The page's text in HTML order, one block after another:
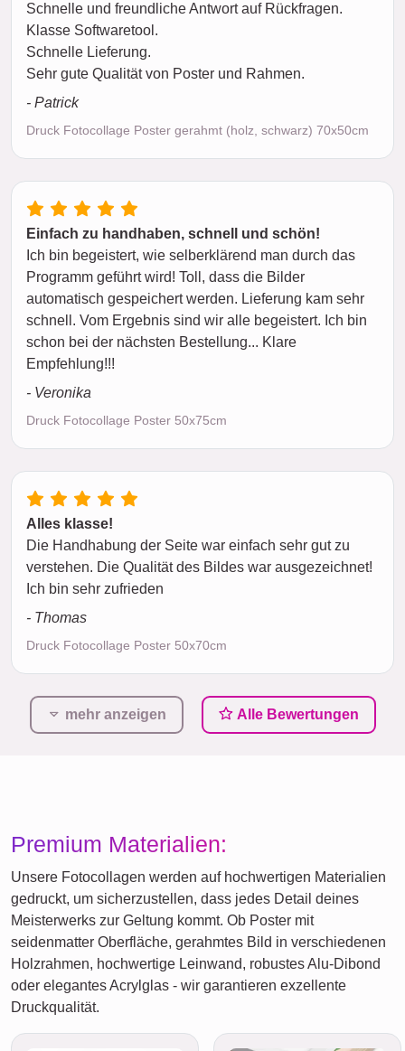
Schnelle und freundliche Antwort auf Rückfragen.
Klasse Softwaretool.
Schnelle Lieferung.
Sehr gute Qualität von Poster und Rahmen.
- Patrick
Druck Fotocollage Poster gerahmt (holz, schwarz) 70x50cm
Einfach zu handhaben, schnell und schön!
Ich bin begeistert, wie selberklärend man durch das
Programm geführt wird! Toll, dass die Bilder
automatisch gespeichert werden. Lieferung kam sehr
schnell. Vom Ergebnis sind wir alle begeistert. Ich bin
schon bei der nächsten Bestellung... Klare
Empfehlung!!!
- Veronika
Druck Fotocollage Poster 50x75cm
Alles klasse!
Die Handhabung der Seite war einfach sehr gut zu
verstehen. Die Qualität des Bildes war ausgezeichnet!
Ich bin sehr zufrieden
- Thomas
Druck Fotocollage Poster 50x70cm
mehr anzeigen Alle Bewertungen
Premium Materialien:
Unsere Fotocollagen werden auf hochwertigen Materialien
gedruckt, um sicherzustellen, dass jedes Detail deines
Meisterwerks zur Geltung kommt. Ob Poster mit
seidenmatter Oberfläche, gerahmtes Bild in verschiedenen
Holzrahmen, hochwertige Leinwand, robustes Alu-Dibond
oder elegantes Acrylglas - wir garantieren exzellente
Druckqualität.